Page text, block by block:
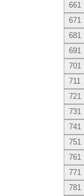
661
671
681
691
701
711
721
731
741
751
761
771
781